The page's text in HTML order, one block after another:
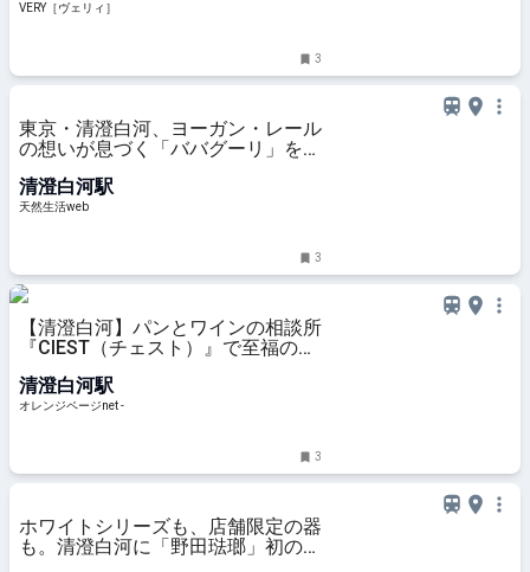
VERY［ヴェリィ］
3
東京・清澄白河、ヨーガン・レール
の想いが息づく「ババグーリ」を訪
まった本店で聞く、おすすめアイテ
ム4選＆店長の“偏愛品” - 天然生活
清澄白河駅
天然生活web
3
【清澄白河】パンとワインの相談所
『CIEST（チェスト）』で至福の
もの発見 | オレンジページnet
清澄白河駅
オレンジページnet -
3
ホワイトシリーズも、店舗限定の器
も。清澄白河に「野田琺瑯」初の直